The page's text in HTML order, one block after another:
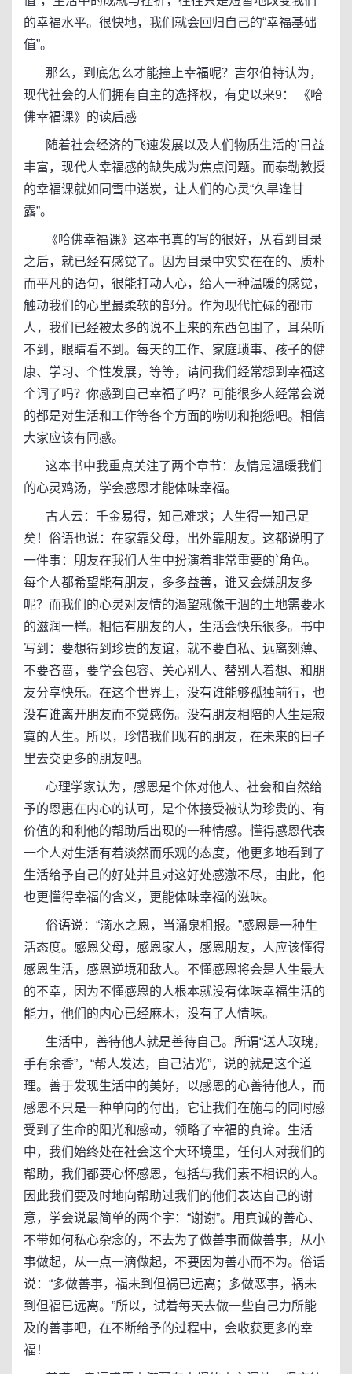
的幸福水平。很快地，我们就会回归自己的“幸福基础
值”。
那么，到底怎么才能撞上幸福呢？吉尔伯特认为，
现代社会的人们拥有自主的选择权，有史以来9： 《哈
佛幸福课》的读后感
随着社会经济的飞速发展以及人们物质生活的'日益
丰富，现代人幸福感的缺失成为焦点问题。而泰勒教授
的幸福课就如同雪中送炭，让人们的心灵“久旱逢甘
露”。
《哈佛幸福课》这本书真的写的很好，从看到目录
之后，就已经有感觉了。因为目录中实实在在的、质朴
而平凡的语句，很能打动人心，给人一种温暖的感觉，
触动我们的心里最柔软的部分。作为现代忙碌的都市
人，我们已经被太多的说不上来的东西包围了，耳朵听
不到，眼睛看不到。每天的工作、家庭琐事、孩子的健
康、学习、个性发展，等等，请问我们经常想到幸福这
个词了吗？你感到自己幸福了吗？可能很多人经常会说
的都是对生活和工作等各个方面的唠叨和抱怨吧。相信
大家应该有同感。
这本书中我重点关注了两个章节：友情是温暖我们
的心灵鸡汤，学会感恩才能体味幸福。
古人云：千金易得，知己难求；人生得一知己足
矣！俗语也说：在家靠父母，出外靠朋友。这都说明了
一件事：朋友在我们人生中扮演着非常重要的`角色。
每个人都希望能有朋友，多多益善，谁又会嫌朋友多
呢？而我们的心灵对友情的渴望就像干涸的土地需要水
的滋润一样。相信有朋友的人，生活会快乐很多。书中
写到：要想得到珍贵的友谊，就不要自私、远离刻薄、
不要吝啬，要学会包容、关心别人、替别人着想、和朋
友分享快乐。在这个世界上，没有谁能够孤独前行，也
没有谁离开朋友而不觉感伤。没有朋友相陪的人生是寂
寞的人生。所以，珍惜我们现有的朋友，在未来的日子
里去交更多的朋友吧。
心理学家认为，感恩是个体对他人、社会和自然给
予的恩惠在内心的认可，是个体接受被认为珍贵的、有
价值的和利他的帮助后出现的一种情感。懂得感恩代表
一个人对生活有着淡然而乐观的态度，他更多地看到了
生活给予自己的好处并且对这好处感激不尽，由此，他
也更懂得幸福的含义，更能体味幸福的滋味。
俗语说：“滴水之恩，当涌泉相报。”感恩是一种生
活态度。感恩父母，感恩家人，感恩朋友，人应该懂得
感恩生活，感恩逆境和敌人。不懂感恩将会是人生最大
的不幸，因为不懂感恩的人根本就没有体味幸福生活的
能力，他们的内心已经麻木，没有了人情味。
生活中，善待他人就是善待自己。所谓“送人玫瑰，
手有余香”，“帮人发达，自己沾光”，说的就是这个道
理。善于发现生活中的美好，以感恩的心善待他人，而
感恩不只是一种单向的付出，它让我们在施与的同时感
受到了生命的阳光和感动，领略了幸福的真谛。生活
中，我们始终处在社会这个大环境里，任何人对我们的
帮助，我们都要心怀感恩，包括与我们素不相识的人。
因此我们要及时地向帮助过我们的他们表达自己的谢
意，学会说最简单的两个字：“谢谢”。用真诚的善心、
不带如何私心杂念的，不去为了做善事而做善事，从小
事做起，从一点一滴做起，不要因为善小而不为。俗话
说：“多做善事，福未到但祸已远离；多做恶事，祸未
到但福已远离。”所以，试着每天去做一些自己力所能
及的善事吧，在不断给予的过程中，会收获更多的幸
福！